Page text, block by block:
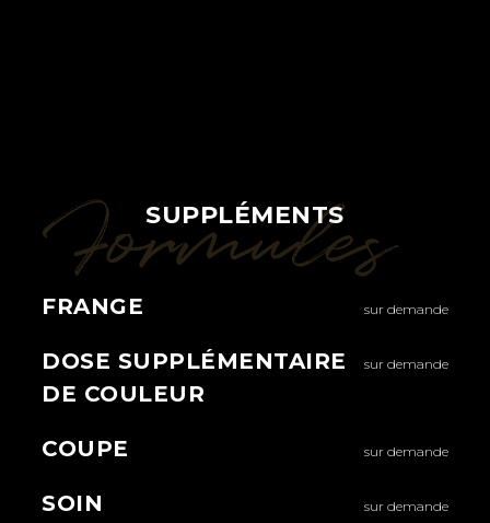
Formules
SUPPLÉMENTS
FRANGE sur demande
DOSE SUPPLÉMENTAIRE
DE COULEUR
sur demande
COUPE sur demande
SOIN sur demande